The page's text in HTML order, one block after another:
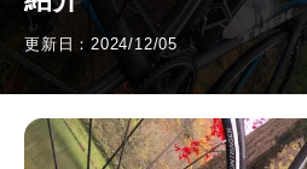
更新日：2024/12/05